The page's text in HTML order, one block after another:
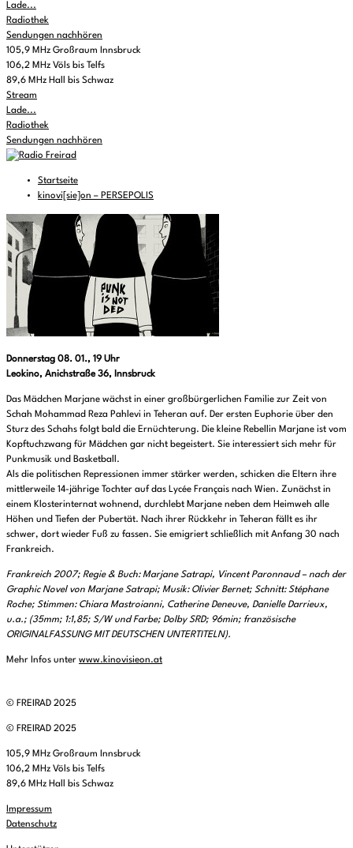
Lade...
Radiothek
Sendungen nachhören
105,9 MHz Großraum Innsbruck
106,2 MHz Völs bis Telfs
89,6 MHz Hall bis Schwaz
Stream
Lade...
Radiothek
Sendungen nachhören
Startseite
kinovi[sie]on – PERSEPOLIS
Donnerstag 08. 01., 19 Uhr
Leokino, Anichstraße 36, Innsbruck
Das Mädchen Marjane wächst in einer großbürgerlichen Familie zur Zeit von
Schah Mohammad Reza Pahlevi in Teheran auf. Der ersten Euphorie über den
Sturz des Schahs folgt bald die Ernüchterung. Die kleine Rebellin Marjane ist vom
Kopftuchzwang für Mädchen gar nicht begeistert. Sie interessiert sich mehr für
Punkmusik und Basketball.
Als die politischen Repressionen immer stärker werden, schicken die Eltern ihre
mittlerweile 14-jährige Tochter auf das Lycée Français nach Wien. Zunächst in
einem Klosterinternat wohnend, durchlebt Marjane neben dem Heimweh alle
Höhen und Tiefen der Pubertät. Nach ihrer Rückkehr in Teheran fällt es ihr
schwer, dort wieder Fuß zu fassen. Sie emigriert schließlich mit Anfang 30 nach
Frankreich.
Frankreich 2007; Regie & Buch: Marjane Satrapi, Vincent Paronnaud – nach der
Graphic Novel von Marjane Satrapi; Musik: Olivier Bernet; Schnitt: Stéphane
Roche; Stimmen: Chiara Mastroianni, Catherine Deneuve, Danielle Darrieux,
u.a.; (35mm; 1:1,85; S/W und Farbe; Dolby SRD; 96min; französische
ORIGINALFASSUNG MIT DEUTSCHEN UNTERTITELN).
Mehr Infos unter www.kinovisieon.at
© FREIRAD 2025
© FREIRAD 2025
105,9 MHz Großraum Innsbruck
106,2 MHz Völs bis Telfs
89,6 MHz Hall bis Schwaz
Impressum
Datenschutz